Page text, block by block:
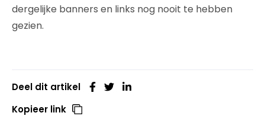
dergelijke banners en links nog nooit te hebben
gezien.
Deel dit artikel
Kopieer link